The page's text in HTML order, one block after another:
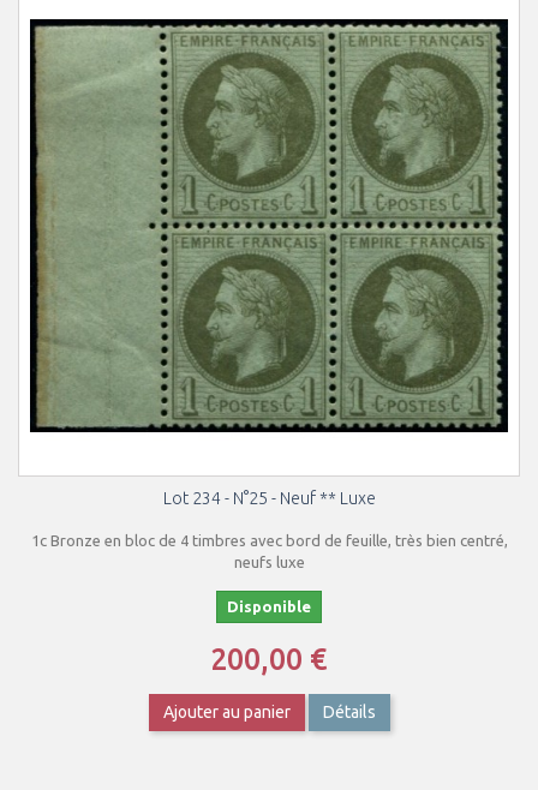
Lot 234 - N°25 - Neuf ** Luxe
1c Bronze en bloc de 4 timbres avec bord de feuille, très bien centré,
neufs luxe
Disponible
200,00 €
Ajouter au panier Détails